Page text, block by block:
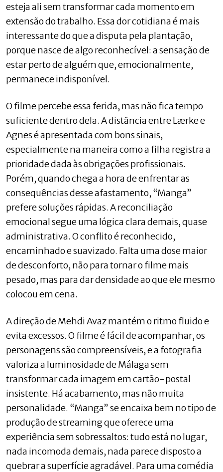
esteja ali sem transformar cada momento em
extensão do trabalho. Essa dor cotidiana é mais
interessante do que a disputa pela plantação,
porque nasce de algo reconhecível: a sensação de
estar perto de alguém que, emocionalmente,
permanece indisponível.
O filme percebe essa ferida, mas não fica tempo
suficiente dentro dela. A distância entre Lærke e
Agnes é apresentada com bons sinais,
especialmente na maneira como a filha registra a
prioridade dada às obrigações profissionais.
Porém, quando chega a hora de enfrentar as
consequências desse afastamento, “Manga”
prefere soluções rápidas. A reconciliação
emocional segue uma lógica clara demais, quase
administrativa. O conflito é reconhecido,
encaminhado e suavizado. Falta uma dose maior
de desconforto, não para tornar o filme mais
pesado, mas para dar densidade ao que ele mesmo
colocou em cena.
A direção de Mehdi Avaz mantém o ritmo fluido e
evita excessos. O filme é fácil de acompanhar, os
personagens são compreensíveis, e a fotografia
valoriza a luminosidade de Málaga sem
transformar cada imagem em cartão-postal
insistente. Há acabamento, mas não muita
personalidade. “Manga” se encaixa bem no tipo de
produção de streaming que oferece uma
experiência sem sobressaltos: tudo está no lugar,
nada incomoda demais, nada parece disposto a
quebrar a superfície agradável. Para uma comédia